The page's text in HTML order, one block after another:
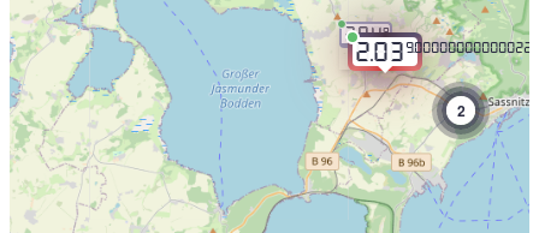
2.03
2.049
2